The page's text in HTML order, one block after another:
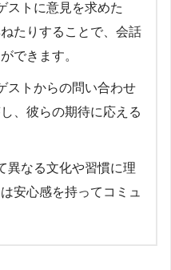
ストに意見を求めた
たりすることで、会話
できます。
ストからの問い合わせ
、彼らの期待に応える
異なる文化や習慣に理
安心感を持ってコミュ